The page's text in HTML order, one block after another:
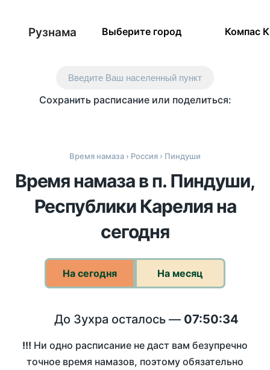
Рузнама Выберите город Компас
Введите Ваш населенный пункт
Сохранить расписание или поделиться:
Время намаза › Россия › Пиндуши
Время намаза в п. Пиндуши,
Республики Карелия на
сегодня
На сегодня На месяц
До Зухра осталось — 07:50:34
!!! Ни одно расписание не даст вам безупречно
точное время намазов, поэтому обязательно